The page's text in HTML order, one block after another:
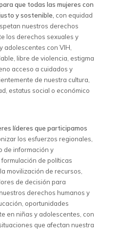
que todas las mujeres con
y sostenible, con equidad
nuestros derechos
los derechos sexuales y
adolescentes con VIH,
libre de violencia, estigma
acceso a cuidados y
de nuestra cultura,
estatus social o económico
líderes que participamos
los esfuerzos regionales,
de información y
de políticas
movilización de recursos,
de decisión para
derechos humanos y
oportunidades
en niñas y adolescentes, con
que afectan nuestra